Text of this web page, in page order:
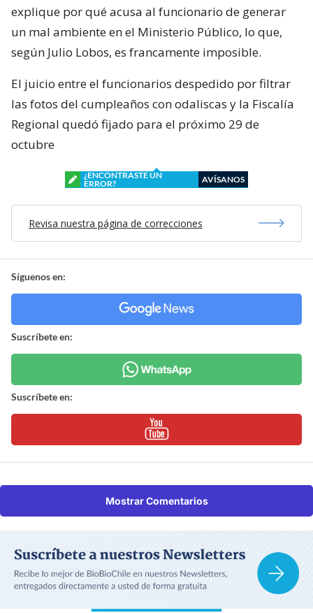
explique por qué acusa al funcionario de generar
un mal ambiente en el Ministerio Público, lo que,
según Julio Lobos, es francamente imposible.
El juicio entre el funcionarios despedido por filtrar
las fotos del cumpleaños con odaliscas y la Fiscalía
Regional quedó fijado para el próximo 29 de
octubre
¿ENCONTRASTE UN
ERROR?
AVÍSANOS
Revisa nuestra página de correcciones
Síguenos en:
Suscríbete en:
Suscríbete en:
Mostrar Comentarios